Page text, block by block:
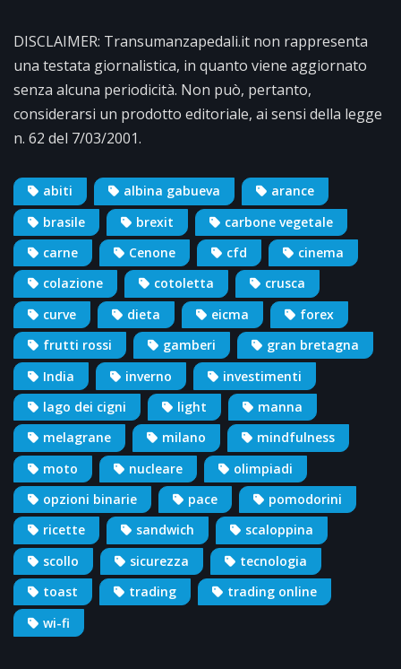
DISCLAIMER: Transumanzapedali.it non rappresenta
una testata giornalistica, in quanto viene aggiornato
senza alcuna periodicità. Non può, pertanto,
considerarsi un prodotto editoriale, ai sensi della legge
n. 62 del 7/03/2001.
abiti albina gabueva
arance
brasile
brexit
carbone vegetale
carne
Cenone cfd
cinema
colazione
cotoletta
crusca
curve
dieta eicma
forex
frutti rossi
gamberi
gran bretagna
India
inverno
investimenti
lago dei cigni
light
manna
melagrane
milano
mindfulness
moto
nucleare
olimpiadi
opzioni binarie
pace
pomodorini
ricette
sandwich
scaloppina
scollo
sicurezza
tecnologia
toast
trading
trading online
wi-fi